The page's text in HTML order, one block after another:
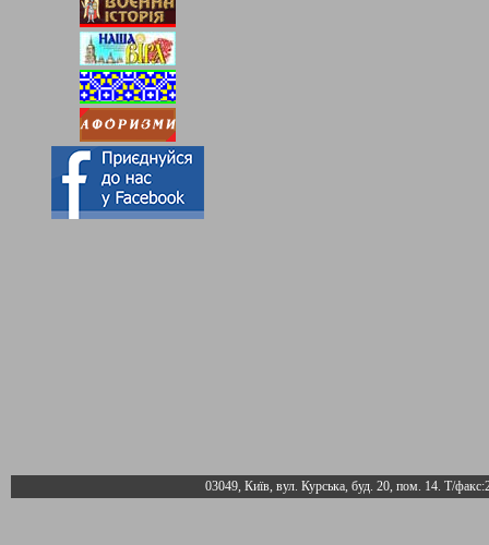
03049, Київ, вул. Курська, буд. 20, пом. 14. Т/